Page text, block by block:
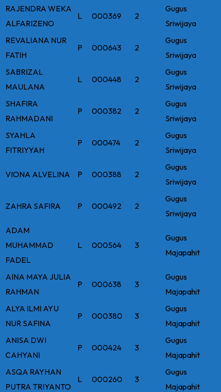
RAJENDRA WEKA
ALFARIZENO
L 000369 2
Gugus
Sriwijaya
REVALIANA NUR
FATIH
P 000643 2
Gugus
Sriwijaya
SABRIZAL
MAULANA
L 000448 2
Gugus
Sriwijaya
SHAFIRA
RAHMADANI
P 000382 2
Gugus
Sriwijaya
SYAHLA
FITRIYYAH
P 000474 2
Gugus
Sriwijaya
VIONA ALVELINA P 000388 2
Gugus
Sriwijaya
ZAHRA SAFIRA P 000492 2
Gugus
Sriwijaya
ADAM
MUHAMMAD
FADEL
L 000564 3
Gugus
Majapahit
AINA MAYA JULIA
RAHMAN
P 000638 3
Gugus
Majapahit
ALYA ILMI AYU
NUR SAFINA
P 000380 3
Gugus
Majapahit
ANISA DWI
CAHYANI
P 000424 3
Gugus
Majapahit
ASQA RAYHAN
PUTRA TRIYANTO
L 000260 3
Gugus
Majapahit